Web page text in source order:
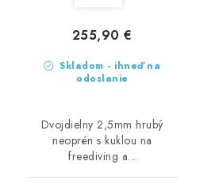
Skladom - ihneď na
odoslanie
255,90 €
Dvojdielny 2,5mm hrubý
neoprén s kuklou na
freediving a...